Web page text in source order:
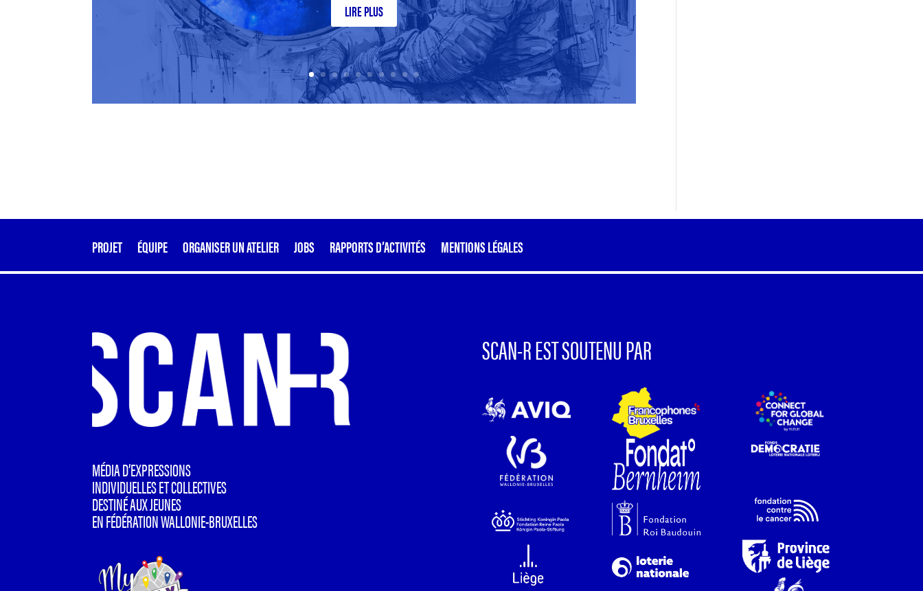
LIRE PLUS
PROJET ÉQUIPE ORGANISER UN ATELIER JOBS RAPPORTS D’ACTIVITÉS MENTIONS LÉGALES
MÉDIA D’EXPRESSIONS
INDIVIDUELLES ET COLLECTIVES
DESTINÉ AUX JEUNES
EN FÉDÉRATION WALLONIE-BRUXELLES
SCAN-R EST SOUTENU PAR